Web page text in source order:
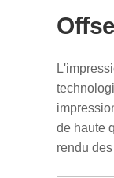
de haute
rendu